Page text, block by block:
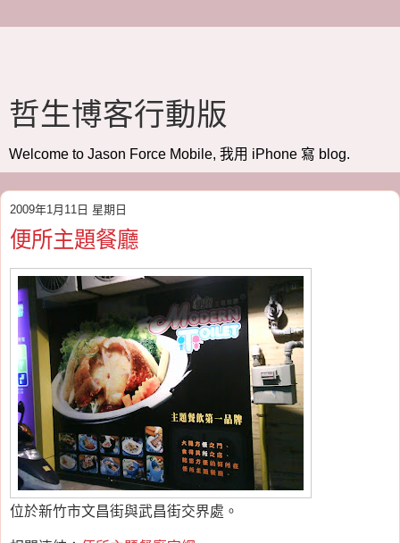
哲生博客行動版
Welcome to Jason Force Mobile, 我用 iPhone 寫 blog.
2009年1月11日 星期日
便所主題餐廳
位於新竹市文昌街與武昌街交界處。